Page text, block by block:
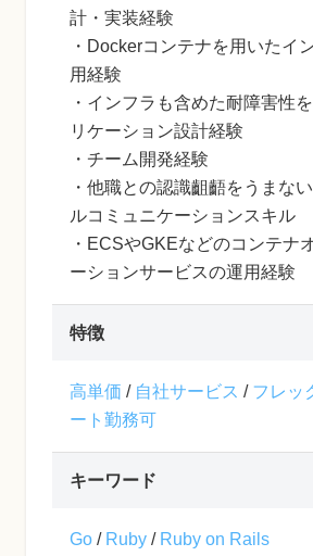
計・実装経験
・Dockerコンテナを用いたイ
用経験
・インフラも含めた耐障害性
リケーション設計経験
・チーム開発経験
・他職との認識齟齬をうまな
ルコミュニケーションスキル
・ECSやGKEなどのコンテナ
ーションサービスの運用経験
特徴
高単価 / 自社サービス / フレッ
ート勤務可
キーワード
Go / Ruby / Ruby on Rails